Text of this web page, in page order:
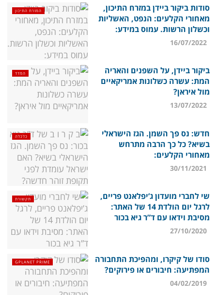
המזרח התיכון
סודות ביקור ביידן במזרח התיכון,
מאחורי הקלעים: הנפט, האשליות
וכשלון הרשות. עמוס במידע:
המדד
ביקור ביידן, על השפנים והאריה
המת: עשרה כשלונות אמריקאיים
מול איראן?
כלכלה
חדש: נס פך השמן. הגז הישראלי
בשיא? כל כך הרבה מתרחש
מאחורי הקלעים:
תקשורת
שי לחברי מועדון ג’יפלאנט פריים,
לרגל יום הולדת 14 של האתר:
מסיבת וידאו עם ד”ר גיא בכור
GPLANET PRIME
סודו של קיקרו, ומהפיכת התחבורה
המפתיעה: חיבורים או פירוקים?